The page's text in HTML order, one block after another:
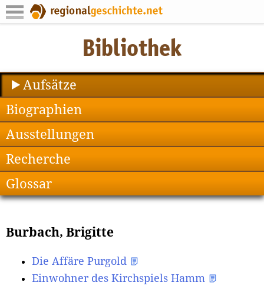
Aufsätze
Biographien
Ausstellungen
Recherche
Glossar
Burbach, Brigitte
Die Affäre Purgold
Einwohner des Kirchspiels Hamm